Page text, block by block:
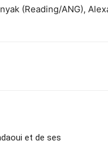
(Reading/ANG),
et de ses